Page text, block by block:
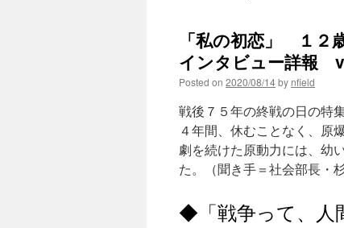
「私の初恋」 １２
インタビュー詳報
Posted on 2020/08/14by nfield
戦後７５年の終戦の日の特
４年間、休むことなく、原
劇を続けた原動力には、幼
た。（聞き手＝社会部長・杉
◆「戦争って、人